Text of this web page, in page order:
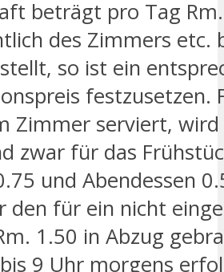
beträgt pro Tag
des Zimmers etc.
so ist ein
festzusetzen.
Zimmer serviert, wird
zwar für das
und Abendessen
den für ein nicht
1.50 in Abzug
9 Uhr morgens